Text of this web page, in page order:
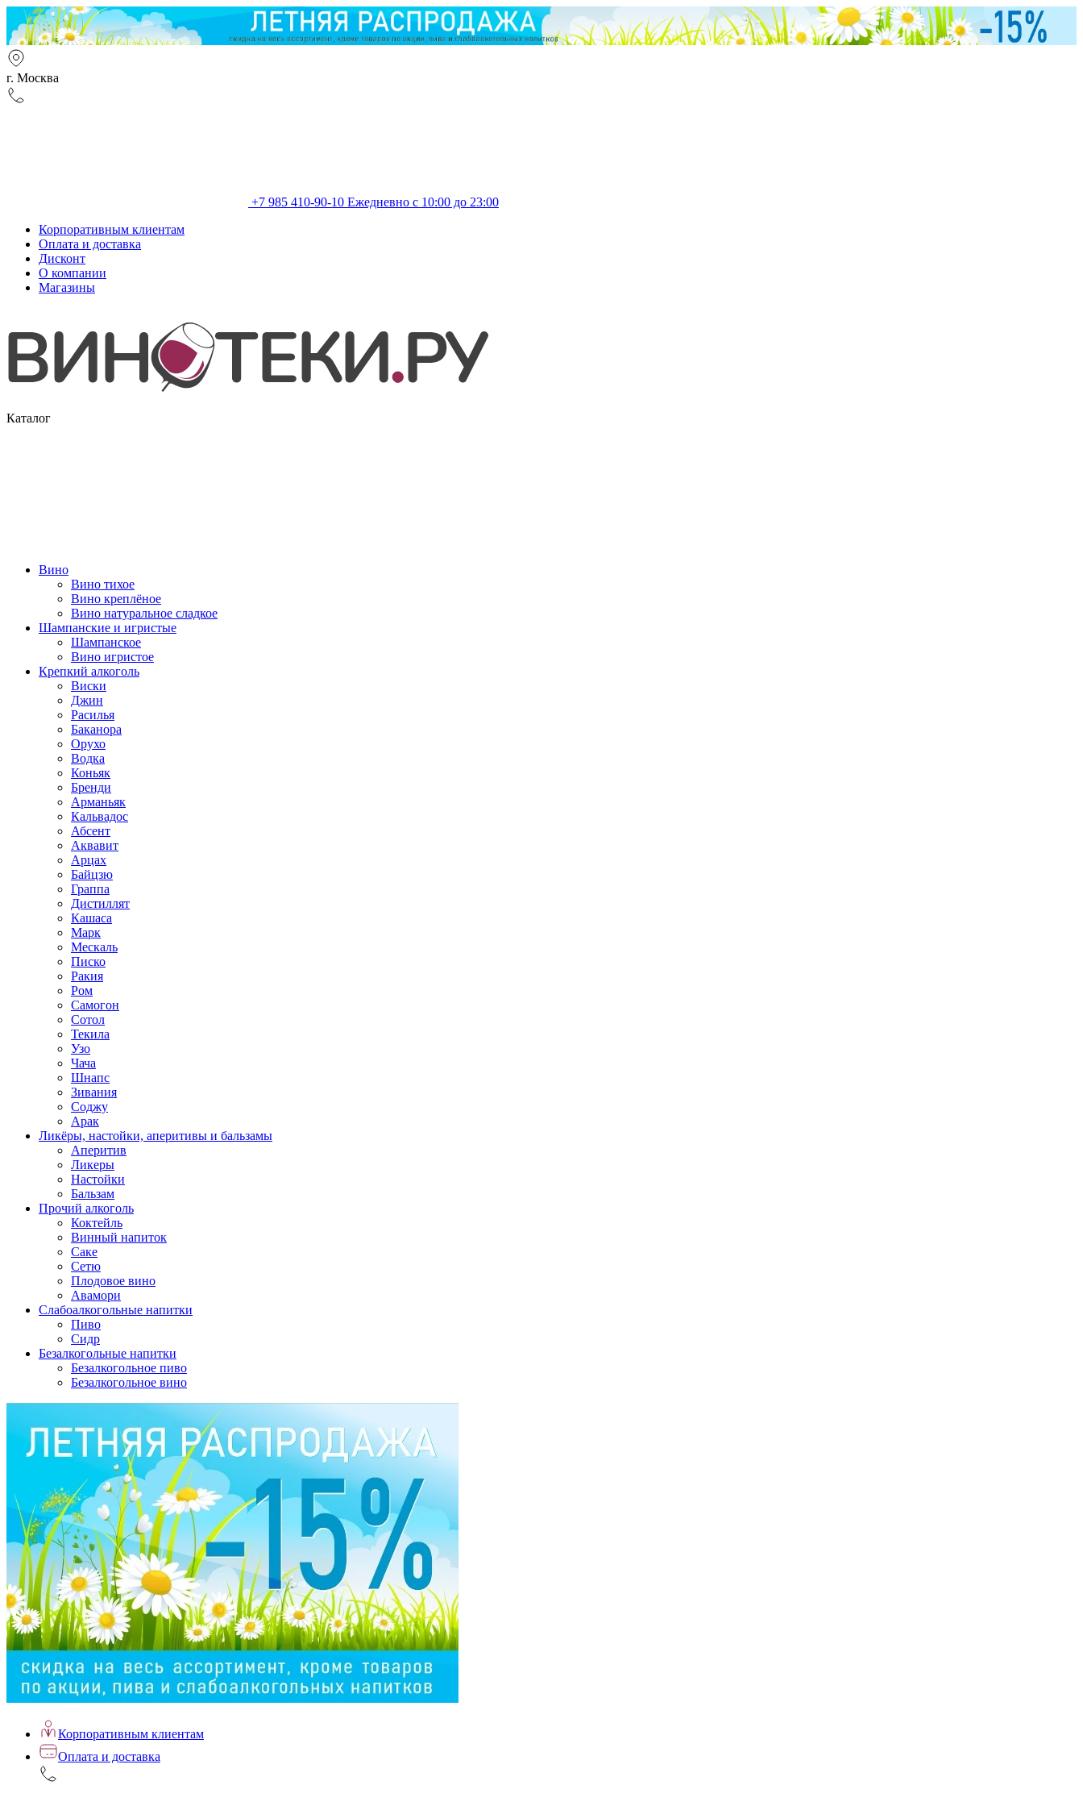
г. Москва
+7 985 410-90-10 Ежедневно с 10:00 до 23:00
Корпоративным клиентам
Оплата и доставка
Дисконт
О компании
Магазины
Каталог
Вино
Вино тихое
Вино креплёное
Вино натуральное сладкое
Шампанские и игристые
Шампанское
Вино игристое
Крепкий алкоголь
Виски
Джин
Расилья
Баканора
Орухо
Водка
Коньяк
Бренди
Арманьяк
Кальвадос
Абсент
Аквавит
Арцах
Байцзю
Граппа
Дистиллят
Кашаса
Марк
Мескаль
Писко
Ракия
Ром
Самогон
Сотол
Текила
Узо
Чача
Шнапс
Зивания
Соджу
Арак
Ликёры, настойки, аперитивы и бальзамы
Аперитив
Ликеры
Настойки
Бальзам
Прочий алкоголь
Коктейль
Винный напиток
Саке
Сетю
Плодовое вино
Авамори
Слабоалкогольные напитки
Пиво
Сидр
Безалкогольные напитки
Безалкогольное пиво
Безалкогольное вино
Корпоративным клиентам
Оплата и доставка